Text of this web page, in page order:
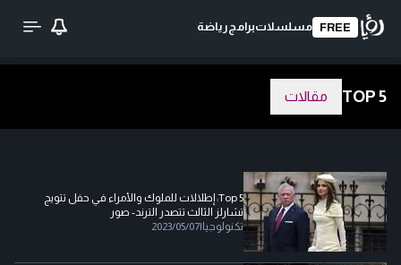
FREE مسلسلاتبرامج رياضة
TOP 5 مقالات
Top 5: إطلالات للملوك والأمراء في حفل تتويج
تشارلز الثالث تتصدر الترند- صور
تكنولوجيا|
2023/05/07